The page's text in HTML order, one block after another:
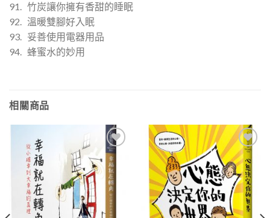
91. 竹炭讓你擁有香甜的睡眠
92. 溫暖雙腳好入眠
93. 妥善使用電器用品
94. 蜂蜜水的妙用
相關商品
加入
「願
望清
單」
加入
「願
望清
單」